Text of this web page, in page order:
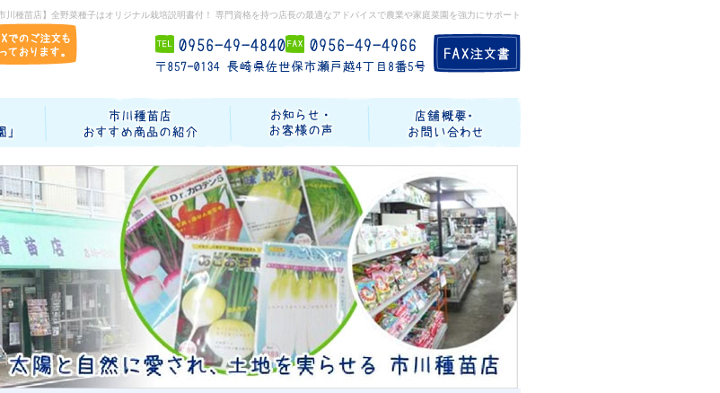
川種苗店】全野菜種子はオリジナル栽培説明書付！ 専門資格を持つ店長の最適なアドバイスで農業や家庭菜園を強力にサポート